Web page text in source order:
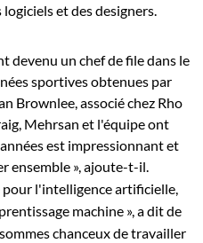
et des designers.
devenu un chef de file dans le
sportives obtenues par
Brownlee, associé chez Rho
Mehrsan et l'équipe ont
est impressionnant et
ensemble », ajoute-t-il.
l'intelligence artificielle,
machine », a dit de
chanceux de travailler